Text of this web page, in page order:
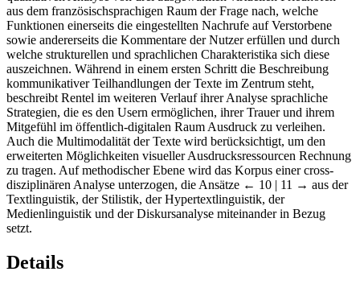
aus dem französischsprachigen Raum der Frage nach, welche
Funktionen einerseits die eingestellten Nachrufe auf Verstorbene
sowie andererseits die Kommentare der Nutzer erfüllen und durch
welche strukturellen und sprachlichen Charakteristika sich diese
auszeichnen. Während in einem ersten Schritt die Beschreibung
kommunikativer Teilhandlungen der Texte im Zentrum steht,
beschreibt Rentel im weiteren Verlauf ihrer Analyse sprachliche
Strategien, die es den Usern ermöglichen, ihrer Trauer und ihrem
Mitgefühl im öffentlich-digitalen Raum Ausdruck zu verleihen.
Auch die Multimodalität der Texte wird berücksichtigt, um den
erweiterten Möglichkeiten visueller Ausdrucksressourcen Rechnung
zu tragen. Auf methodischer Ebene wird das Korpus einer cross-
disziplinären Analyse unterzogen, die Ansätze ← 10 | 11 → aus der
Textlinguistik, der Stilistik, der Hypertextlinguistik, der
Medienlinguistik und der Diskursanalyse miteinander in Bezug
setzt.
Details